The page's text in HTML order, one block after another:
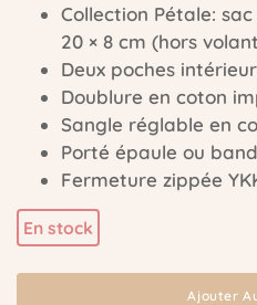
Collection Pétale:
20 × 8 cm (hors
Deux poches
Doublure en coton
Sangle réglable en
Porté épaule ou
Fermeture zippée
En stock
Ajouter